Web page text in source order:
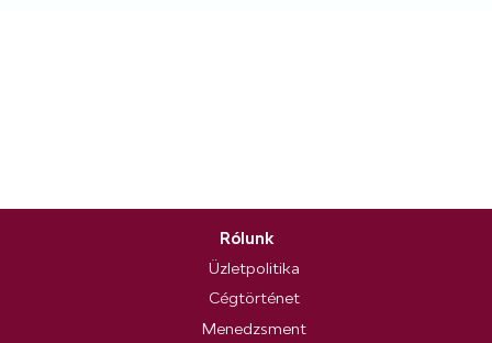
Rólunk
Üzletpolitika
Cégtörténet
Menedzsment